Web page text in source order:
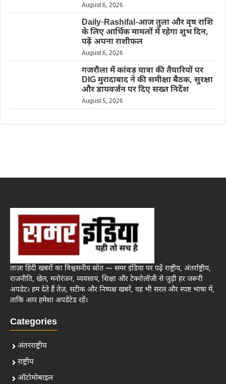
August 6, 2026
Daily-Rashifal-आज तुला और वृष राशि
के लिए आर्थिक मामलों में रहेगा शुभ दिन,
पढ़ें अपना राशीफल
August 6, 2026
गजरौला में कांवड़ यात्रा की तैयारियों पर
DIG मुरादाबाद ने की समीक्षा बैठक, सुरक्षा
और डायवर्जन पर दिए सख्त निर्देश
August 5, 2026
ताज़ा हिंदी खबरों का विश्वसनीय स्रोत — समर इंडिया पर पढ़ें राष्ट्रीय, अंतर्राष्ट्रीय,
राजनीति, खेल, मनोरंजन, व्यवसाय, शिक्षा और टेक्नोलॉजी से जुड़ी हर जरूरी
अपडेट। हम देते हैं तेज़, सटीक और निष्पक्ष खबरें, वह भी सरल और स्पष्ट भाषा में,
ताकि आप हमेशा अपडेटेड रहें।
Categories
अंतरराष्ट्रीय
राष्ट्रीय
ऑटोमोबाइल